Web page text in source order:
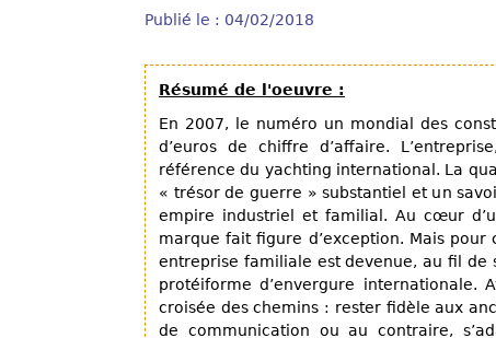
Publié le : 04/02/2018
Résumé de l'oeuvre :
En 2007, le numéro un mondial des
d’euros de chiffre d’affaire.
référence du yachting international. La
« trésor de guerre » substantiel et un
empire industriel et familial. Au cœur
marque fait figure d’exception. Mais
entreprise familiale est devenue, au fil de
protéiforme d’envergure internationale.
croisée des chemins : rester fidèle aux
de communication ou au contraire,